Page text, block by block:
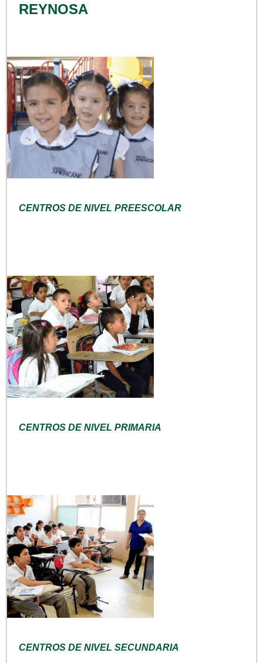
REYNOSA
CENTROS DE NIVEL PREESCOLAR
CENTROS DE NIVEL PRIMARIA
CENTROS DE NIVEL SECUNDARIA